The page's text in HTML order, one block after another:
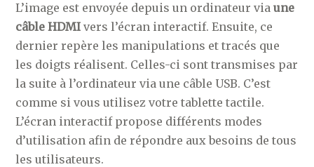
L’image est envoyée depuis un ordinateur viaune
câble HDMI vers l’écran interactif. Ensuite, ce
dernier repère les manipulations et tracés que
les doigts réalisent. Celles-ci sont transmises par
la suite à l’ordinateur via une câble USB. C’est
comme si vous utilisez votre tablette tactile.
L’écran interactif propose différents modes
d’utilisation afin de répondre aux besoins de tous
les utilisateurs.